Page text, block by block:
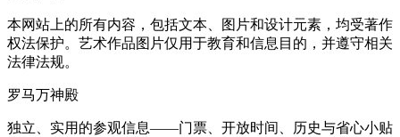
本网站上的所有内容，包括文本、图片和设计元素，均受著作
权法保护。艺术作品图片仅用于教育和信息目的，并遵守相关
法律法规。
罗马万神殿
独立、实用的参观信息——门票、开放时间、历史与省心小贴